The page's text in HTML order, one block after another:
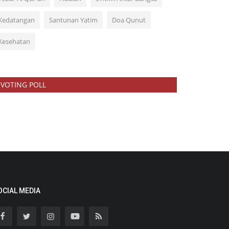
Santunan Yatim Doa Qunut
VOTING POLL
MEDIA